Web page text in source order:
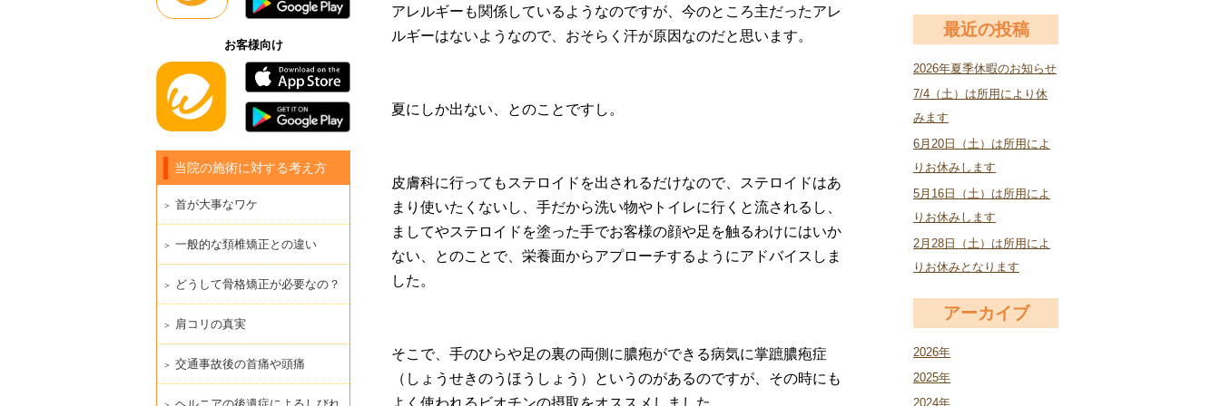
最近の投稿
2026年夏季休暇のお知らせ
7/4（土）は所用により休
みます
6月20日（土）は所用によ
りお休みします
5月16日（土）は所用によ
りお休みします
2月28日（土）は所用によ
りお休みとなります
アーカイブ
2026年
2025年
2024年
アレルギーも関係しているようなのですが、今のところ主だったアレ
ルギーはないようなので、おそらく汗が原因なのだと思います。
夏にしか出ない、とのことですし。
皮膚科に行ってもステロイドを出されるだけなので、ステロイドはあ
まり使いたくないし、手だから洗い物やトイレに行くと流されるし、
ましてやステロイドを塗った手でお客様の顔や足を触るわけにはいか
ない、とのことで、栄養面からアプローチするようにアドバイスしま
した。
そこで、手のひらや足の裏の両側に膿疱ができる病気に掌蹠膿疱症
（しょうせきのうほうしょう）というのがあるのですが、その時にも
よく使われるビオチンの摂取をオススメしました。
お客様向け
当院の施術に対する考え方
首が大事なワケ
一般的な頚椎矯正との違い
どうして骨格矯正が必要なの？
肩コリの真実
交通事故後の首痛や頭痛